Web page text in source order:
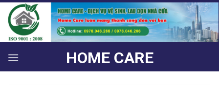
Bỏ
qua
nội
dung
HOME CARE